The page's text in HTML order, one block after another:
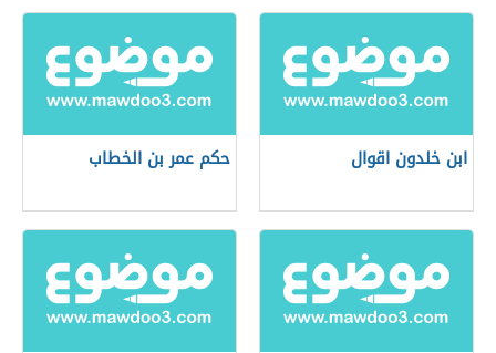
ابن خلدون اقوال حكم عمر بن الخطاب